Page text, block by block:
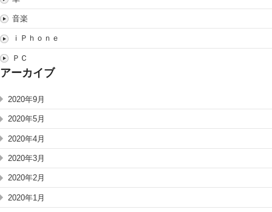
音楽
ｉＰｈｏｎｅ
ＰＣ
アーカイブ
2020年9月
2020年5月
2020年4月
2020年3月
2020年2月
2020年1月